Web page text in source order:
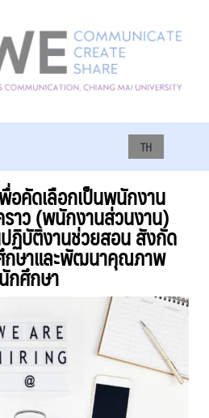
TH
อคัดเลือกเป็นพนักงาน
าว (พนักงานส่วนงาน)
ฏิบัติงานช่วยสอน สังกัด
กษาและพัฒนาคุณภาพ
นักศึกษา